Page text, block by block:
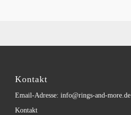
Kontakt
Email-Adresse: info@rings-and-more.de
Kontakt